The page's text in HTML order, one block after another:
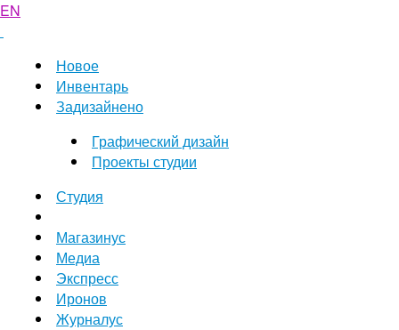
EN
Новое
Инвентарь
Задизайнено
Графический дизайн
Проекты студии
Студия
Магазинус
Медиа
Экспресс
Иронов
Журналус